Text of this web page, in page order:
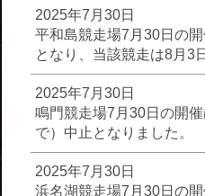
2025年7月30日
平和島競走場7月30日の
となり、当該競走は8月3
2025年7月30日
鳴門競走場7月30日の開
で）中止となりました。
2025年7月30日
浜名湖競走場7月30日の